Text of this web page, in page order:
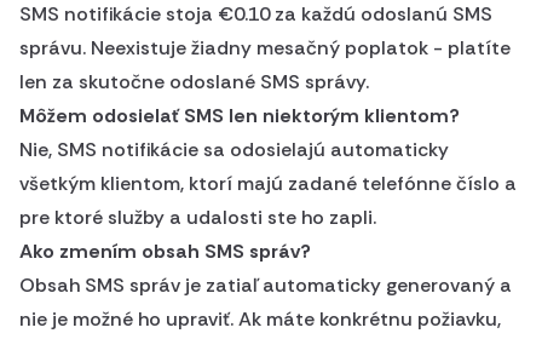
SMS notifikácie stoja €0.10 za každú odoslanú SMS
správu. Neexistuje žiadny mesačný poplatok - platíte
len za skutočne odoslané SMS správy.
Môžem odosielať SMS len niektorým klientom?
Nie, SMS notifikácie sa odosielajú automaticky
všetkým klientom, ktorí majú zadané telefónne číslo a
pre ktoré služby a udalosti ste ho zapli.
Ako zmením obsah SMS správ?
Obsah SMS správ je zatiaľ automaticky generovaný a
nie je možné ho upraviť. Ak máte konkrétnu požiavku,